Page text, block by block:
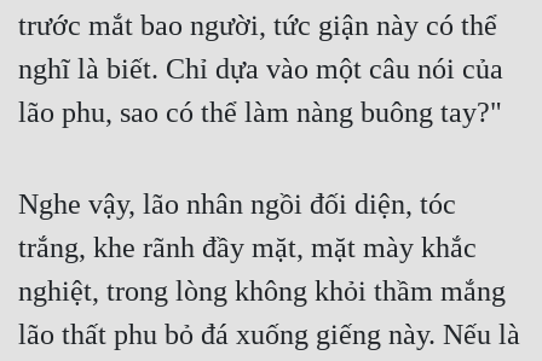
Hệ Thống
Học Đường
Khoa Huyễn
Kinh Dị
Kiếm Hiệp
Kỳ Huyễn
Kỳ Ảo
trước mắt bao người, tức giận này có thể
nghĩ là biết. Chỉ dựa vào một câu nói của
lão phu, sao có thể làm nàng buông tay?"
Nghe vậy, lão nhân ngồi đối diện, tóc
trắng, khe rãnh đầy mặt, mặt mày khắc
nghiệt, trong lòng không khỏi thầm mắng
lão thất phu bỏ đá xuống giếng này. Nếu là